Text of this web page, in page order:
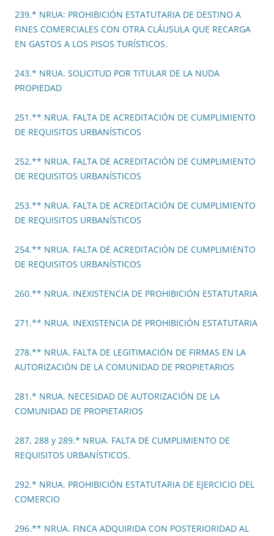
239.* NRUA: PROHIBICIÓN ESTATUTARIA DE DESTINO A
FINES COMERCIALES CON OTRA CLÁUSULA QUE RECARGA
EN GASTOS A LOS PISOS TURÍSTICOS.
243.* NRUA. SOLICITUD POR TITULAR DE LA NUDA
PROPIEDAD
251.** NRUA. FALTA DE ACREDITACIÓN DE CUMPLIMIENTO
DE REQUISITOS URBANÍSTICOS
252.** NRUA. FALTA DE ACREDITACIÓN DE CUMPLIMIENTO
DE REQUISITOS URBANÍSTICOS
253.** NRUA. FALTA DE ACREDITACIÓN DE CUMPLIMIENTO
DE REQUISITOS URBANÍSTICOS
254.** NRUA. FALTA DE ACREDITACIÓN DE CUMPLIMIENTO
DE REQUISITOS URBANÍSTICOS
260.** NRUA. INEXISTENCIA DE PROHIBICIÓN ESTATUTARIA
271.** NRUA. INEXISTENCIA DE PROHIBICIÓN ESTATUTARIA
278.** NRUA. FALTA DE LEGITIMACIÓN DE FIRMAS EN LA
AUTORIZACIÓN DE LA COMUNIDAD DE PROPIETARIOS
281.* NRUA. NECESIDAD DE AUTORIZACIÓN DE LA
COMUNIDAD DE PROPIETARIOS
287, 288 y 289.* NRUA. FALTA DE CUMPLIMIENTO DE
REQUISITOS URBANÍSTICOS.
292.* NRUA. PROHIBICIÓN ESTATUTARIA DE EJERCICIO DEL
COMERCIO
296.** NRUA. FINCA ADQUIRIDA CON POSTERIORIDAD AL